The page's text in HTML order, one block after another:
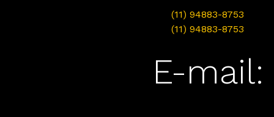
(11) 94883-8753
(11) 94883-8753
E-mail: